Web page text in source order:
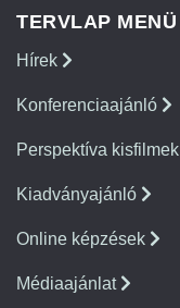
TERVLAP MENÜ
Hírek
Konferenciaajánló
Perspektíva kisfilmek
Kiadványajánló
Online képzések
Médiaajánlat